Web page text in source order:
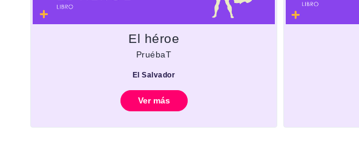
El héroe
PruébaT
El Salvador
Ver más